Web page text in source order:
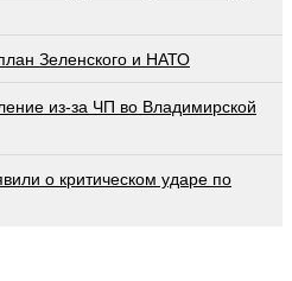
Зеленского и НАТО
из-за ЧП во Владимирской
о критическом ударе по